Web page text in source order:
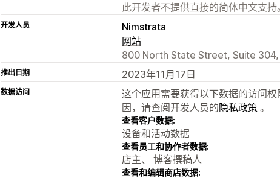
此开发者不提供直接的简体中文支持。
开发人员
Nimstrata
网站
800 North State Street, Suite 304,
推出日期 2023年11月17日
数据访问
这个应用需要获得以下数据的访问
因，请查阅开发人员的隐私政策 。
查看客户数据:
设备和活动数据
查看员工和协作者数据:
店主、 博客撰稿人
查看和编辑商店数据: